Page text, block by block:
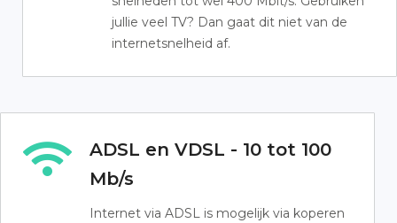
jullie veel TV? Dan gaat dit niet van de
internetsnelheid af.
ADSL en VDSL - 10 tot 100
Mb/s
Internet via ADSL is mogelijk via koperen